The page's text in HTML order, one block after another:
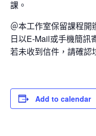
課。
＠本工作室保留課程開
日以E-Mail或手機簡訊
若未收到信件，請確認
Add to calendar